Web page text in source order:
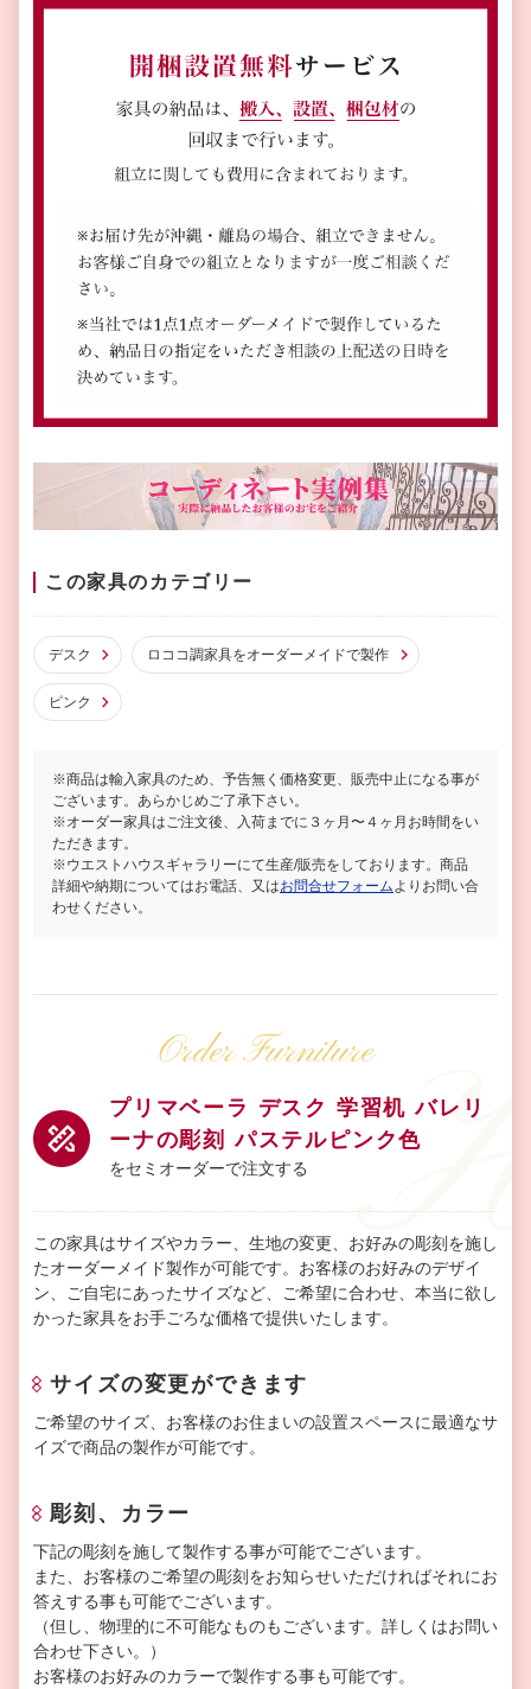
この家具のカテゴリー
デスク ロココ調家具をオーダーメイドで製作
ピンク
※商品は輸入家具のため、予告無く価格変更、販売中止になる事が
ございます。あらかじめご了承下さい。
※オーダー家具はご注文後、入荷までに３ヶ月〜４ヶ月お時間をい
ただきます。
※ウエストハウスギャラリーにて生産/販売をしております。商品
詳細や納期についてはお電話、又はお問合せフォーム よりお問い合
わせください。
Order Furniture
プリマベーラ デスク 学習机 バレリ
ーナの彫刻 パステルピンク色
をセミオーダーで注文する
この家具はサイズやカラー、生地の変更、お好みの彫刻を施し
たオーダーメイド製作が可能です。お客様のお好みのデザイ
ン、ご自宅にあったサイズなど、ご希望に合わせ、本当に欲し
かった家具をお手ごろな価格で提供いたします。
サイズの変更ができます
ご希望のサイズ、お客様のお住まいの設置スペースに最適なサ
イズで商品の製作が可能です。
彫刻、カラー
下記の彫刻を施して製作する事が可能でございます。
また、お客様のご希望の彫刻をお知らせいただければそれにお
答えする事も可能でございます。
（但し、物理的に不可能なものもございます。詳しくはお問い
合わせ下さい。）
お客様のお好みのカラーで製作する事も可能です。